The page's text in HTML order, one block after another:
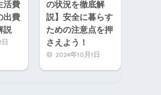
活費
出費
説
の状況を徹底解
説】安全に暮らす
ための注意点を押
さえよう！
2024年10月1日